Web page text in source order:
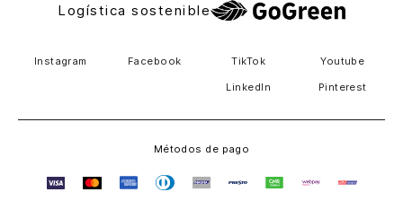
Logística sostenible
Instagram Facebook TikTok Youtube
LinkedIn Pinterest
Métodos de pago